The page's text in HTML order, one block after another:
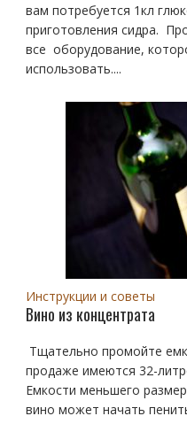
вам потребуется 1кл
приготовления сидра.
все оборудование,
использовать....
Инструкции и советы
Вино из концентрата
Тщательно промойте
продаже имеются 32-
Емкости меньшего
вино может начать